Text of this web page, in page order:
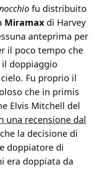
fu distribuito
Miramax di Harvey
anteprima per
il poco tempo che
il doppiaggio
Fu proprio il
che in primis
Elvis Mitchell del
una recensione dal
la decisione di
doppiatore di
era doppiata da